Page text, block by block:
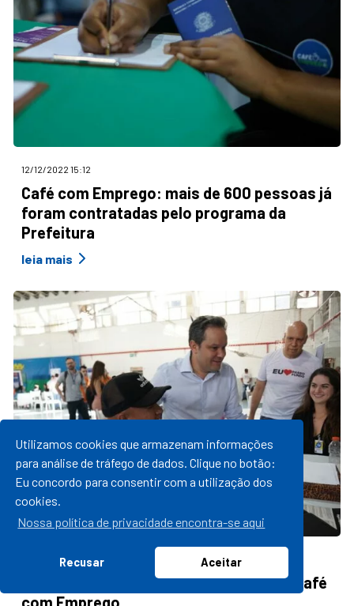
Utilizamos cookies que armazenam informações
para análise de tráfego de dados. Clique no botão:
Eu concordo para consentir com a utilização dos
cookies.
Nossa política de privacidade encontra-se aqui
Recusar Aceitar
12/12/2022 15:12
Café com Emprego: mais de 600 pessoas já
foram contratadas pelo programa da
Prefeitura
leia mais
01/12/2022 14:18
Prefeitura realiza mais uma edição do Café
com Emprego